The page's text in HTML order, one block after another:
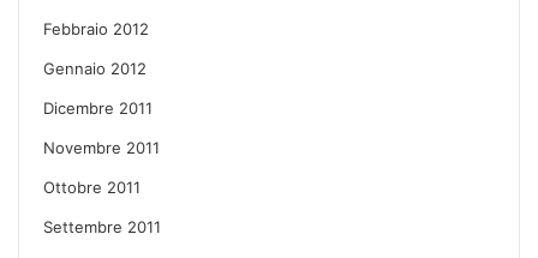
Febbraio 2012
Gennaio 2012
Dicembre 2011
Novembre 2011
Ottobre 2011
Settembre 2011